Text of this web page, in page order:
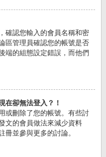
確認您輸入的會員名稱和密
區管理員確認您的帳號是否
端的組態設定錯誤，而他們
在卻無法登入？！
或刪除了您的帳號。有些討
文的會員做法來減少資料
冊並參與更多的討論。